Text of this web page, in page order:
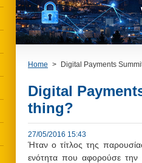
Home > Digital Payments
Digital
thing?
27/05/2016 15:43
Ήταν ο τίτλος της
ενότητα που αφορούσε